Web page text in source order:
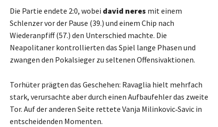
Die Partie endete 2:0, wobei david neres mit einem
Schlenzer vor der Pause (39.) und einem Chip nach
Wiederanpfiff (57.) den Unterschied machte. Die
Neapolitaner kontrollierten das Spiel lange Phasen und
zwangen den Pokalsieger zu seltenen Offensivaktionen.
Torhüter prägten das Geschehen: Ravaglia hielt mehrfach
stark, verursachte aber durch einen Aufbaufehler das zweite
Tor. Auf der anderen Seite rettete Vanja Milinkovic‑Savic in
entscheidenden Momenten.